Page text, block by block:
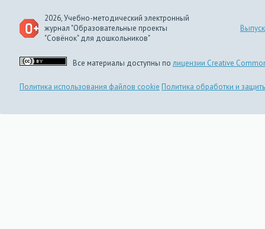
2026, Учебно-методический электронный
журнал "Образовательные проекты
"Совёнок" для дошкольников"
Все материалы доступны по лицензии Creative
Политика использования файлов cookie Политика обработки и